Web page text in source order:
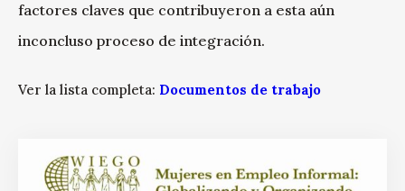
factores claves que contribuyeron a esta aún
inconcluso proceso de integración.
Ver la lista completa: Documentos de trabajo